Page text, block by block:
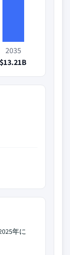
2035
$13.21B
年に